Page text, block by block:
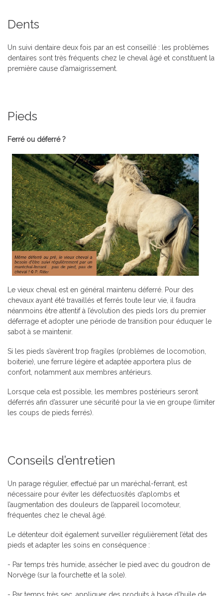
Dents
Un suivi dentaire deux fois par an est conseillé : les problèmes
dentaires sont très fréquents chez le cheval âgé et constituent la
première cause d’amaigrissement.
Pieds
Ferré ou déferré ?
Le vieux cheval est en général maintenu déferré. Pour des
chevaux ayant été travaillés et ferrés toute leur vie, il faudra
néanmoins être attentif à l’évolution des pieds lors du premier
déferrage et adopter une période de transition pour éduquer le
sabot à se maintenir.
Si les pieds s’avèrent trop fragiles (problèmes de locomotion,
boiterie), une ferrure légère et adaptée apportera plus de
confort, notamment aux membres antérieurs.
Lorsque cela est possible, les membres postérieurs seront
déferrés afin d’assurer une sécurité pour la vie en groupe (limiter
les coups de pieds ferrés).
Conseils d’entretien
Un parage régulier, effectué par un maréchal-ferrant, est
nécessaire pour éviter les défectuosités d’aplombs et
l’augmentation des douleurs de l’appareil locomoteur,
fréquentes chez le cheval âgé.
Le détenteur doit également surveiller régulièrement l’état des
pieds et adapter les soins en conséquence :
- Par temps très humide, assécher le pied avec du goudron de
Norvège (sur la fourchette et la sole).